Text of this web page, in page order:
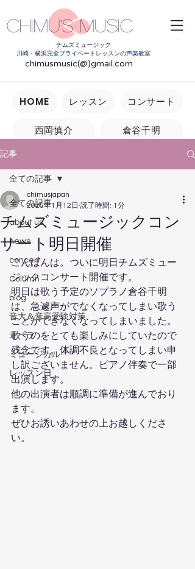
Chimu’s music
チムズミュージック
川崎・横浜完全プライベートレッスンの声楽教室
chimusmusic(@)gmail.com
HOME レッスン コンサート
西岡慎介 倉谷千明
記事
全ての記事
about us
news
concert
Column
blog
音大＆音高受験対策
オペラ
ミュージカル
レッスン日
全ての記事
チムズミュージックコン
サート明日開催
chimusjapan
2025年1月12日 読了時間: 1分
こんばんは。ついに明日チムズミュー
ジックコンサート開催です。
明日は歌う予定のソプラノ倉谷千明
は、急遽声がでなくなってしまい歌う
ことができなくなってしまいました。
歌うのをとても楽しみにしていたので
残念です。体調不良となってしまい申
し訳ございません。ピアノ伴奏で一部
出演します。
他の出演者は順調に準備が進んでおり
ます。
ぜひお誘いあわせの上お越しくださ
い。